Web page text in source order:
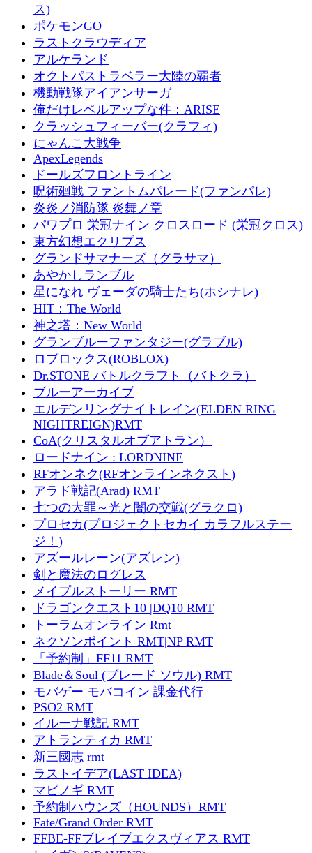
ス)
ポケモンGO
ラストクラウディア
アルケランド
オクトパストラベラー大陸の覇者
機動戦隊アイアンサーガ
俺だけレベルアップな件：ARISE
クラッシュフィーバー(クラフィ)
にゃんこ大戦争
ApexLegends
ドールズフロントライン
呪術廻戦 ファントムパレード(ファンパレ)
炎炎ノ消防隊 炎舞ノ章
パワプロ 栄冠ナイン クロスロード (栄冠クロス)
東方幻想エクリプス
グランドサマナーズ（グラサマ）
あやかしランブル
星になれ ヴェーダの騎士たち(ホシナレ)
HIT：The World
神之塔：New World
グランブルーファンタジー(グラブル)
ロブロックス(ROBLOX)
Dr.STONE バトルクラフト（バトクラ）
ブルーアーカイブ
エルデンリングナイトレイン(ELDEN RING
NIGHTREIGN)RMT
CoA(クリスタルオブアトラン）
ロードナイン : LORDNINE
RFオンネク(RFオンラインネクスト)
アラド戦記(Arad) RMT
七つの大罪～光と闇の交戦(グラクロ)
プロセカ(プロジェクトセカイ カラフルステー
ジ！)
アズールレーン(アズレン)
剣と魔法のログレス
メイプルストーリー RMT
ドラゴンクエスト10 |DQ10 RMT
トーラムオンライン Rmt
ネクソンポイント RMT|NP RMT
「予約制」FF11 RMT
Blade＆Soul (ブレード ソウル) RMT
モバゲー モバコイン 課金代行
PSO2 RMT
イルーナ戦記 RMT
アトランティカ RMT
新三國志 rmt
ラストイデア(LAST IDEA)
マビノギ RMT
予約制ハウンズ（HOUNDS）RMT
Fate/Grand Order RMT
FFBE-FFブレイブエクスヴィアス RMT